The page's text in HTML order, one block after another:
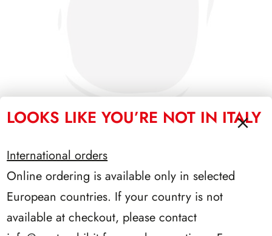
LOOKS LIKE YOU’RE NOT IN ITALY
International orders
Online ordering is available only in selected
European countries. If your country is not
available at checkout, please contact